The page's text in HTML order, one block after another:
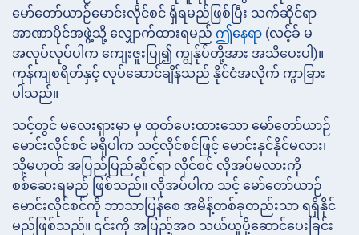
မော်တော်ယာဉ်မောင်းလိုင်စင် ရှိရမည်ဖြစ်ပြီး သက်ဆိုင်ရာ
အာဏာပိုင်အဖွဲ့သို့ လျှောက်ထားရမည် ဤနေရာ (လင့်ခ် မ
အလုပ်လုပ်ပါက ကျေးဇူးပြု၍ ကျွန်ုပ်တို့အား အသိပေးပါ)။
ကုန်ကျစရိတ်နှင့် လုပ်ဆောင်ချိန်သည် နိုင်ငံအလိုက် ကွာခြား
ပါသည်။
သင့်တွင် မလေးရှားမှာ မှ ထုတ်ပေးထားသော မော်တော်ယာဉ်
မောင်းလိုင်စင် မရှိပါက သင့်လိုင်စင်ဖြင့် မောင်းနှင်နိုင်မလား၊
သို့မဟုတ် အပြည်ပြည်ဆိုင်ရာ လိုင်စင် လိုအပ်မလားကို
စစ်ဆေးရမည် ဖြစ်သည်။ လိုအပ်ပါက သင့် မော်တော်ယာဉ်
မောင်းလိုင်စင်ကို ဘာသာပြန်စေ အမိန့်တစ်ခုတည်းသာ ရရှိနိုင်
မည်ဖြစ်သည်။ ၎င်းကို အပြည့်အဝ သယ်ယူပို့ဆောင်ပေးခြင်း